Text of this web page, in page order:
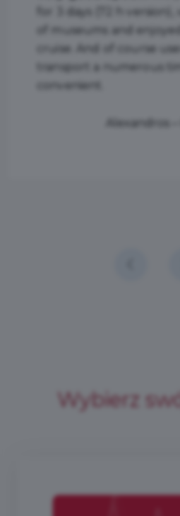
Tourist Card.
It was a
decision. An ideal way for
sightseeing of this
highly recommend it.
Elar –
Wybierz